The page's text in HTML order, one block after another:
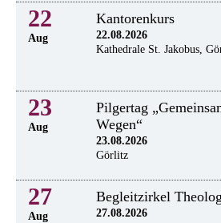
22
Aug
Kantorenkurs
22.08.2026
Kathedrale St. Jakobus,
23
Aug
Pilgertag
Wegen“
23.08.2026
Görlitz
27
Aug
Begleitzirkel
27.08.2026